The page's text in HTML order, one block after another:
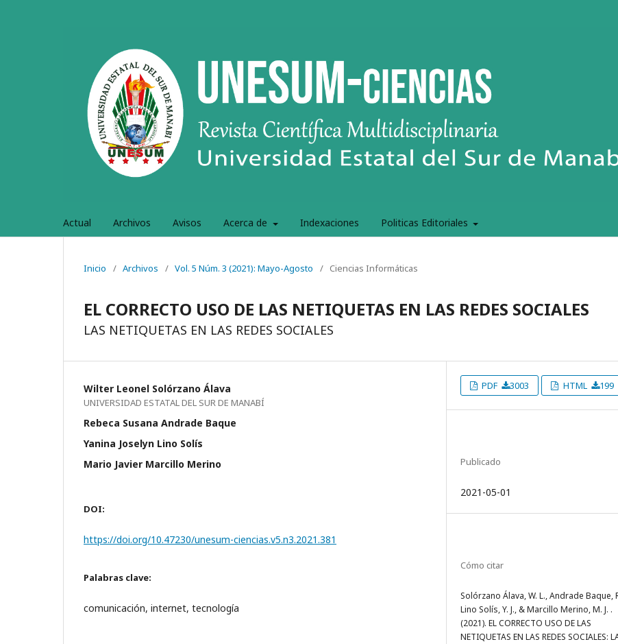
Actual Archivos Avisos Acerca de Indexaciones Politicas Editoriales
Inicio / Archivos / Vol. 5 Núm. 3 (2021): Mayo-Agosto / Ciencias Informáticas
EL CORRECTO USO DE LAS NETIQUETAS EN LAS REDES SOCIALES
LAS NETIQUETAS EN LAS REDES SOCIALES
Wilter Leonel Solórzano Álava
UNIVERSIDAD ESTATAL DEL SUR DE MANABÍ
Rebeca Susana Andrade Baque
Yanina Joselyn Lino Solís
Mario Javier Marcillo Merino
DOI:
https://doi.org/10.47230/unesum-ciencias.v5.n3.2021.381
Palabras clave:
comunicación, internet, tecnología
PDF 3003 HTML 199
Publicado
2021-05-01
Cómo citar
Solórzano Álava, W. L., Andrade Baque,
Lino Solís, Y. J., & Marcillo Merino, M. J. .
(2021). EL CORRECTO USO DE LAS
NETIQUETAS EN LAS REDES SOCIALES: